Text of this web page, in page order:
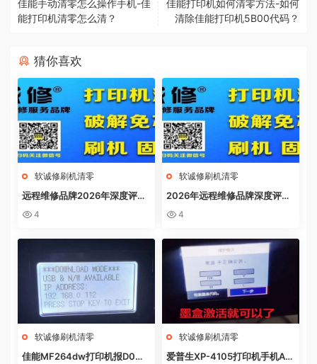
佳能手动清零怎么操作手机-佳
能打印机清零怎么清？
佳能打印机如何清零方法-如何
清除佳能打印机5B00代码？
猜你喜欢
软诚修刷机清零
远程维修品牌2026年深度评
测：软诚修、远城修吧、远城在
4
软诚修刷机清零
2026年远程维修品牌深度评
测：软诚修、远城修吧、远城在
4
软诚修刷机清零
佳能MF264dw打印机报D0W
软诚修刷机清零
爱普生XP-4105打印机手机AP